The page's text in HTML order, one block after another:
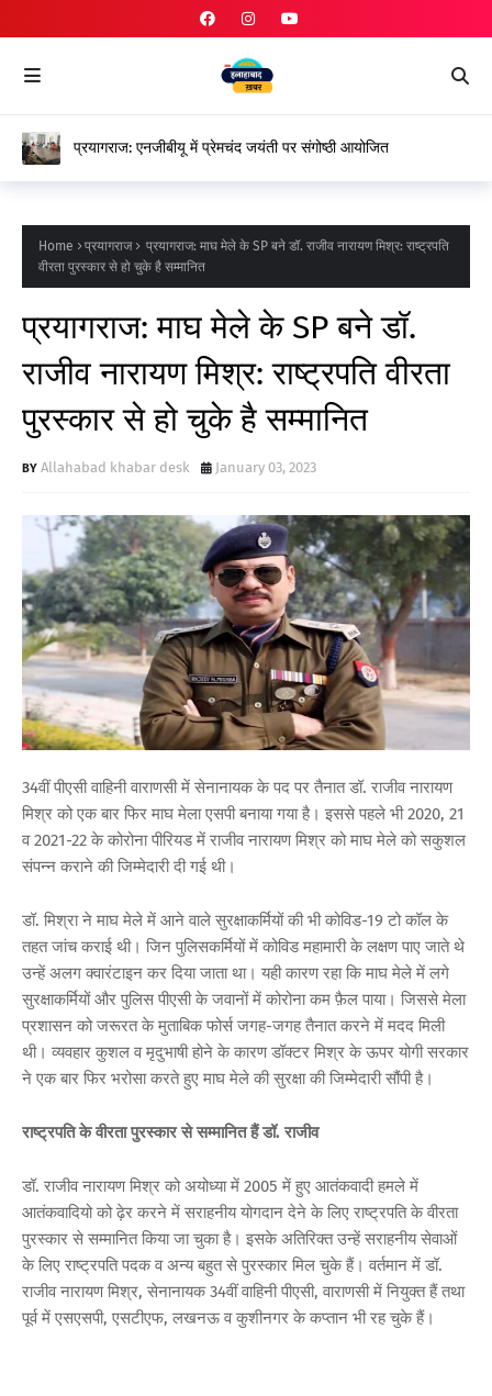
प्रयागराज: एनजीबीयू में प्रेमचंद जयंती पर संगोष्ठी आयोजित
Home प्रयागराज
प्रयागराज: माघ मेले के SP बने डॉ. राजीव नारायण मिश्र: राष्ट्रपति
वीरता पुरस्कार से हो चुके है सम्मानित
प्रयागराज: माघ मेले के SP बने डॉ.
राजीव नारायण मिश्र: राष्ट्रपति वीरता
पुरस्कार से हो चुके है सम्मानित
Allahabad khabar desk January 03, 2023
34वीं पीएसी वाहिनी वाराणसी में सेनानायक के पद पर तैनात डॉ. राजीव नारायण
मिश्र को एक बार फिर माघ मेला एसपी बनाया गया है। इससे पहले भी 2020, 21
व 2021-22 के कोरोना पीरियड में राजीव नारायण मिश्र को माघ मेले को सकुशल
संपन्न कराने की जिम्मेदारी दी गई थी।
डॉ. मिश्रा ने माघ मेले में आने वाले सुरक्षाकर्मियों की भी कोविड-19 टो कॉल के
तहत जांच कराई थी। जिन पुलिसकर्मियों में कोविड महामारी के लक्षण पाए जाते थे
उन्हें अलग क्वारंटाइन कर दिया जाता था। यही कारण रहा कि माघ मेले में लगे
सुरक्षाकर्मियों और पुलिस पीएसी के जवानों में कोरोना कम फ़ैल पाया। जिससे मेला
प्रशासन को जरूरत के मुताबिक फोर्स जगह-जगह तैनात करने में मदद मिली
थी। व्यवहार कुशल व मृदुभाषी होने के कारण डॉक्टर मिश्र के ऊपर योगी सरकार
ने एक बार फिर भरोसा करते हुए माघ मेले की सुरक्षा की जिम्मेदारी सौंपी है।
राष्ट्रपति के वीरता पुरस्कार से सम्मानित हैं डॉ. राजीव
डॉ. राजीव नारायण मिश्र को अयोध्या में 2005 में हुए आतंकवादी हमले में
आतंकवादियो को ढ़ेर करने में सराहनीय योगदान देने के लिए राष्ट्रपति के वीरता
पुरस्कार से सम्मानित किया जा चुका है। इसके अतिरिक्त उन्हें सराहनीय सेवाओं
के लिए राष्ट्रपति पदक व अन्य बहुत से पुरस्कार मिल चुके हैं। वर्तमान में डॉ.
राजीव नारायण मिश्र, सेनानायक 34वीं वाहिनी पीएसी, वाराणसी में नियुक्त हैं‌ तथा
पूर्व में एसएसपी, एसटीएफ, लखनऊ व कुशीनगर के कप्तान भी रह चुके हैं।